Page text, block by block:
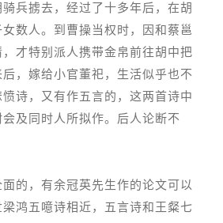
兵掳去，经过了十多年后，在胡
数人。到曹操当权时，因和蔡邕
才特别派人携带金帛前往胡中把
，嫁给小官董祀，生活似乎也不
诗，又有作五言的，这两首诗中
及同时人所拟作。后人论断不
的，有余冠英先生作的论文可以
鸿五噫诗相近，五言诗和王粲七